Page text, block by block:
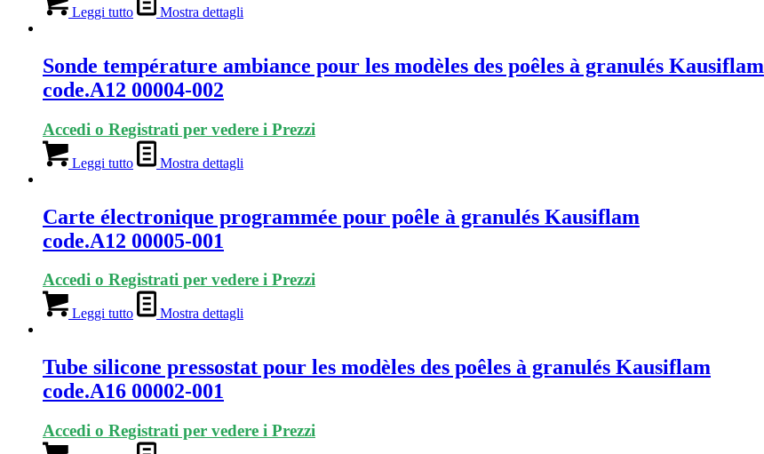
Leggi tutto Mostra dettagli
Sonde température ambiance pour les modèles des poêles à granulés Kausiflam
code.A12 00004-002
Accedi o Registrati per vedere i Prezzi
Leggi tutto Mostra dettagli
Carte électronique programmée pour poêle à granulés Kausiflam
code.A12 00005-001
Accedi o Registrati per vedere i Prezzi
Leggi tutto Mostra dettagli
Tube silicone pressostat pour les modèles des poêles à granulés Kausiflam
code.A16 00002-001
Accedi o Registrati per vedere i Prezzi